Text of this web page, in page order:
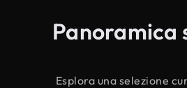
Panoramica
Esplora una selezione